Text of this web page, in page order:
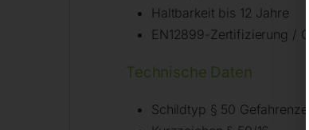
Haltbarkeit bis 12 Jahre
EN12899-Zertifizierung /
Technische Daten
Schildtyp § 50